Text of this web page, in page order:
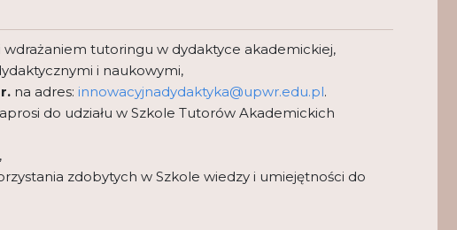
tutoringu w dydaktyce akademickiej,
i naukowymi,
na adres: innowacyjnadydaktyka@upwr.edu.pl.
do udziału w Szkole Tutorów Akademickich
zdobytych w Szkole wiedzy i umiejętności do